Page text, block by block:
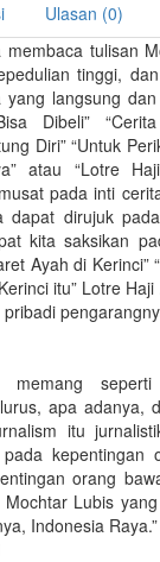
Ulasan (0)
tulisan
tinggi,
yang langsung
Dibeli”
Diri” “Untuk
atau “Lotre
pada inti
dirujuk
kita saksikan
Ayah di Kerinci”
itu” Lotre
memang
apa adanya,
itu
kepentingan
orang
Lubis
Indonesia Raya.”